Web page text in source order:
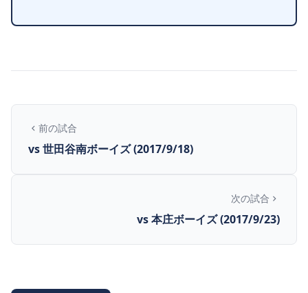
前の試合
vs 世田谷南ボーイズ (2017/9/18)
次の試合
vs 本庄ボーイズ (2017/9/23)